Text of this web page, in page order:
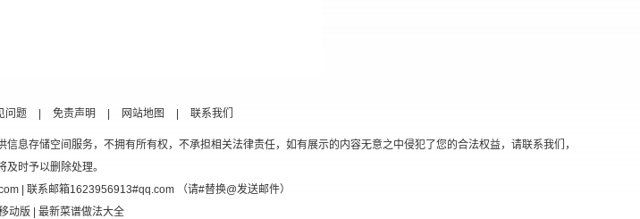
问题 免责声明 网站地图 联系我们
息存储空间服务，不拥有所有权，不承担相关法律责任，如有展示的内容无意之中侵犯了您的合法权益，请联系我们，
及时予以删除处理。
| 联系邮箱1623956913#qq.com （请#替换@发送邮件）
动版 | 最新菜谱做法大全